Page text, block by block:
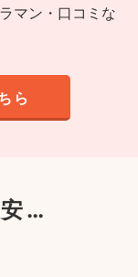
マン・口コミな
ら
…